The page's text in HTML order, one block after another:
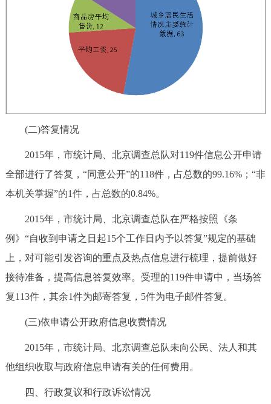
(二)答复情况
2015年，市统计局、北京调查总队对119件信息公开申请
全部进行了答复，“同意公开”的118件，占总数的99.16%；“非
本机关掌握”的1件，占总数的0.84%。
2015年，市统计局、北京调查总队在严格按照《条
例》“自收到申请之日起15个工作日内予以答复”规定的基础
上，对可能引发咨询的重点及热点信息进行梳理，提前做好
接待准备，提高信息答复效率。受理的119件申请中，当场答
复113件，其余1件为邮寄答复，5件为电子邮件答复。
(三)依申请公开政府信息收费情况
2015年，市统计局、北京调查总队未向公民、法人和其
他组织收取与政府信息申请有关的任何费用。
四、行政复议和行政诉讼情况